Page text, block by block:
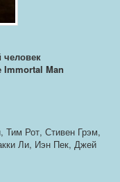
Immortal Man
Рот, Стивен Грэм,
Ли, Иэн Пек, Джей